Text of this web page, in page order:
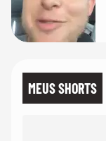
MEUS SHORTS